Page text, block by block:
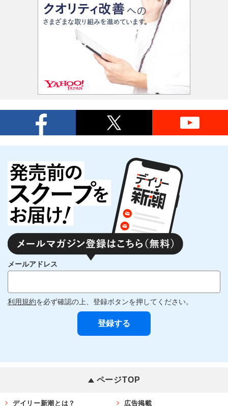
メールアドレス
利用規約を必ず確認の上、登録ボタンを押してください。
ページTOP
デイリー新潮とは？ 広告掲載